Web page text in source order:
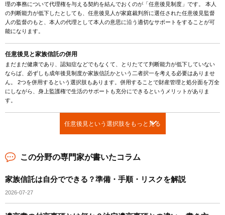
理の事務について代理権を与える契約を結んでおくのが「任意後見制度」です。 本人
の判断能力が低下したとしても、任意後見人が家庭裁判所に選任された任意後見監督
人の監督のもと、本人の代理として本人の意思に沿う適切なサポートをすることが可
能になります。
任意後見と家族信託の併用
まだまだ健康であり、認知症などでもなくて、とりたてて判断能力が低下していない
ならば、必ずしも成年後見制度か家族信託かという二者択一を考える必要はありませ
ん。 2つを併用するという選択肢もあります。併用することで財産管理と処分面を万全
にしながら、身上監護権で生活のサポートも充分にできるというメリットがありま
す。
任意後見という選択肢をもっと見る
この分野の専門家が書いたコラム
家族信託は自分でできる？準備・手順・リスクを解説
2026-07-27